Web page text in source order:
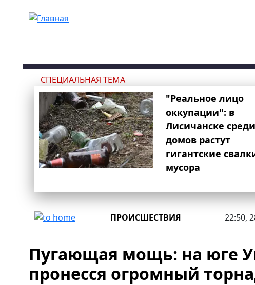
СПЕЦИАЛЬНАЯ ТЕМА
"Реальное лицо
оккупации": в
Лисичанске среди
домов растут
гигантские
мусора
ПРОИСШЕСТВИЯ 22:50,
Пугающая мощь: на юге
пронесся огромный